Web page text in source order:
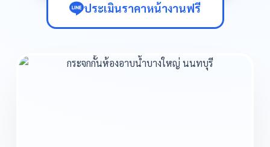
ประเมินราคาหน้างานฟรี